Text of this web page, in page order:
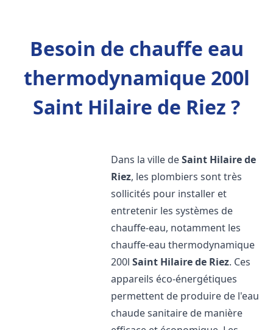
Besoin de chauffe eau
thermodynamique 200l
Saint Hilaire de Riez ?
Dans la ville deSaint Hilaire de
Riez, les plombiers sont très
sollicités pour installer et
entretenir les systèmes de
chauffe-eau, notamment les
chauffe-eau thermodynamique
200lSaint Hilaire de Riez. Ces
appareils éco-énergétiques
permettent de produire de l'eau
chaude sanitaire de manière